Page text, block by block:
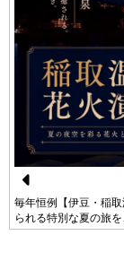
Pr
e
毎年恒例【伊豆・稲
られる特別な夏の旅を